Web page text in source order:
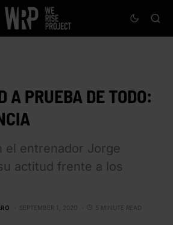
A PRUEBA DE TODO:
el entrenador Jorge
actitud frente a los
SEPTEMBER 1, 2020 5 MINUTE READ